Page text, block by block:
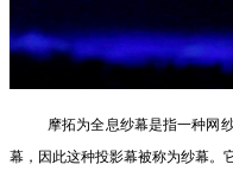
摩拓为全息纱幕是指一种网
幕，因此这种投影幕被称为纱幕。